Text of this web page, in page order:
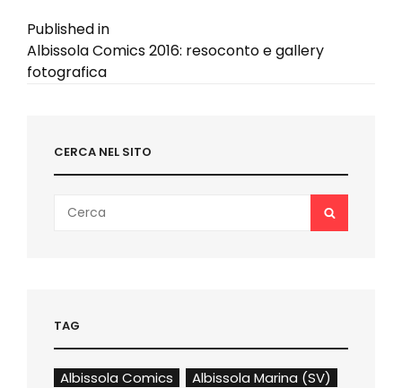
Navigazione
articoli
Published in
Albissola Comics 2016: resoconto e gallery
fotografica
CERCA NEL SITO
for:
SEARCH
TAG
Albissola Comics
Albissola Marina (SV)